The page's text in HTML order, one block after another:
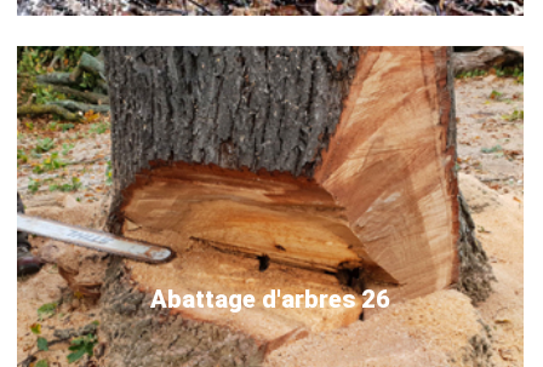
Abattage d'arbres 26